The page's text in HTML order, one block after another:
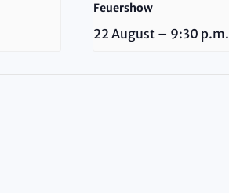
Feuershow
22 August – 9:30 p.m.